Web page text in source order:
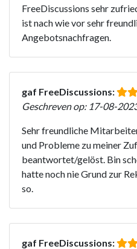
FreeDiscussions sehr
ist nach wie vor sehr
Angebotsnachfragen.
gaf FreeDiscussions:
Geschreven op: 17-08-
Sehr freundliche
und Probleme zu meiner
beantwortet/gelöst. Bin
hatte noch nie Grund zur
so.
gaf FreeDiscussions: